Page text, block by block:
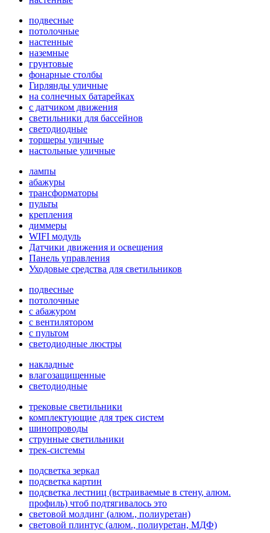
подвесные
потолочные
настенные
наземные
грунтовые
фонарные столбы
Гирлянды уличные
на солнечных батарейках
с датчиком движения
светильники для бассейнов
светодиодные
торшеры уличные
настольные уличные
лампы
абажуры
трансформаторы
пульты
крепления
диммеры
WIFI модуль
Датчики движения и освещения
Панель управления
Уходовые средства для светильников
подвесные
потолочные
с абажуром
с вентилятором
с пультом
светодиодные люстры
накладные
влагозащищенные
светодиодные
трековые светильники
комплектующие для трек систем
шинопроводы
струнные светильники
трек-системы
подсветка зеркал
подсветка картин
подсветка лестниц (встраиваемые в стену, алюм.
профиль) чтоб подтягивалось это
световой молдинг (алюм., полиуретан)
световой плинтус (алюм., полиуретан, МДФ)